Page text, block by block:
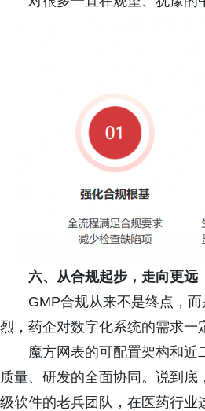
六、从合规起步，走向更远
GMP合规从来不是终点，
烈，药企对数字化系统的需求一
魔方网表的可配置架构和
质量、研发的全面协同。说到
级软件的老兵团队，在医药行